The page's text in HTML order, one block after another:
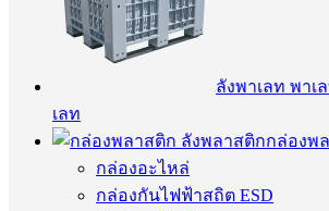
ลังพาเลท พาเ
เลท
กล่องพ
กล่องอะไหล่
กล่องกันไฟฟ้าสถิต ESD